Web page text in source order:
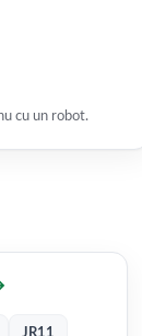
cu un robot.